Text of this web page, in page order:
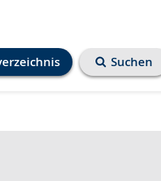
Suchen